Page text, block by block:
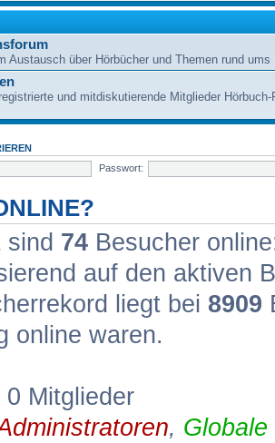
Austausch über Hörbücher und Themen rund ums
und mitdiskutierende Mitglieder Hörbuch-
Passwort:
sind 74 Besucher
auf den aktiven
liegt bei 8909
online waren.
0 Mitglieder
,